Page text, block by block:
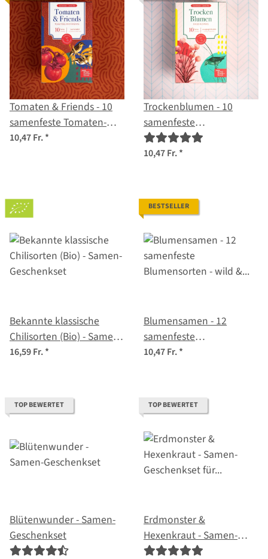
Tomaten & Friends - 10
samenfeste Tomaten-
und Kräutersorten - bunt
10,47 Fr.*
Trockenblumen - 10
samenfeste
Blumensorten -
unvergänglich & schön -
10,47 Fr.*
Bekannte klassische
Chilisorten (Bio) - Samen-
Geschenkset
16,59 Fr.*
BESTSELLER
Blumensamen - 12
samenfeste
Blumensorten - wild &
10,47 Fr.*
TOP BEWERTET
Blütenwunder - Samen-
Geschenkset
TOP BEWERTET
Erdmonster &
Hexenkraut - Samen-
Geschenkset für Kinder